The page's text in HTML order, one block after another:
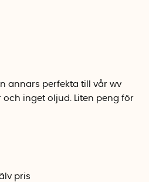
annars perfekta till vår wv
inget oljud. Liten peng för
pris